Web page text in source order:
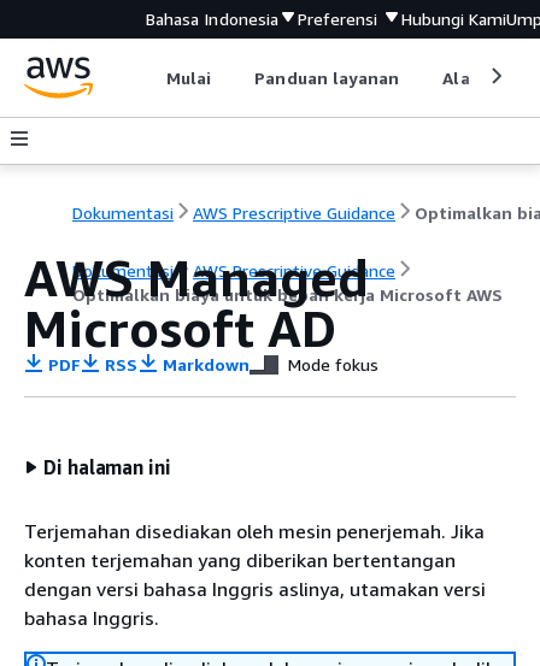
Bahasa Indonesia Preferensi Hubungi Kami
Mulai Panduan layanan Alat
Dokumentasi AWS Prescriptive Guidance
Dokumentasi
AWS Prescriptive Guidance
Optimalkan biaya untuk beban kerja Microsoft AWS
AWS Managed
Microsoft AD
PDF RSS Markdown Mode fokus
Di halaman ini
Terjemahan disediakan oleh mesin penerjemah. Jika
konten terjemahan yang diberikan bertentangan
dengan versi bahasa Inggris aslinya, utamakan versi
bahasa Inggris.